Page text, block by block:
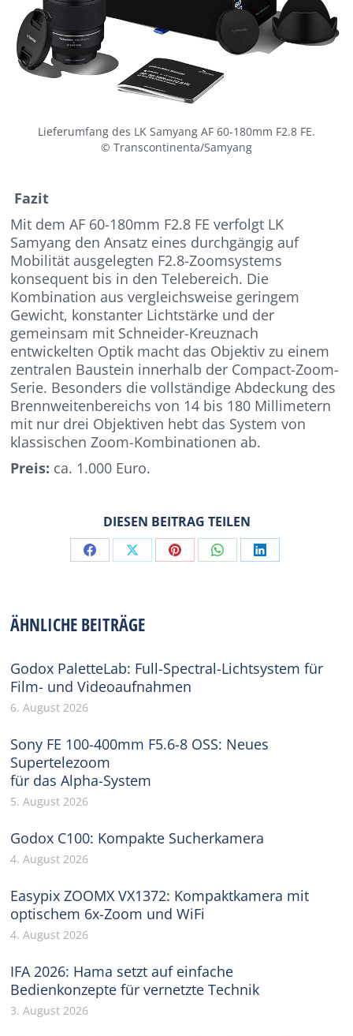
Lieferumfang des LK Samyang AF 60-180mm F2.8 FE.
© Transcontinenta/Samyang
Fazit
Mit dem AF 60-180mm F2.8 FE verfolgt LK
Samyang den Ansatz eines durchgängig auf
Mobilität ausgelegten F2.8-Zoomsystems
konsequent bis in den Telebereich. Die
Kombination aus vergleichsweise geringem
Gewicht, konstanter Lichtstärke und der
gemeinsam mit Schneider-Kreuznach
entwickelten Optik macht das Objektiv zu einem
zentralen Baustein innerhalb der Compact-Zoom-
Serie. Besonders die vollständige Abdeckung des
Brennweitenbereichs von 14 bis 180 Millimetern
mit nur drei Objektiven hebt das System von
klassischen Zoom-Kombinationen ab.
Preis: ca. 1.000 Euro.
DIESEN BEITRAG TEILEN
Share Share Share Share Share
ÄHNLICHE BEITRÄGE
Godox PaletteLab: Full-Spectral-Lichtsystem für
Film- und Videoaufnahmen
6. August 2026
Sony FE 100-400mm F5.6-8 OSS: Neues
Supertelezoom
für das Alpha-System
5. August 2026
Godox C100: Kompakte Sucherkamera
4. August 2026
Easypix ZOOMX VX1372: Kompaktkamera mit
optischem 6x-Zoom und WiFi
4. August 2026
IFA 2026: Hama setzt auf einfache
Bedienkonzepte für vernetzte Technik
3. August 2026